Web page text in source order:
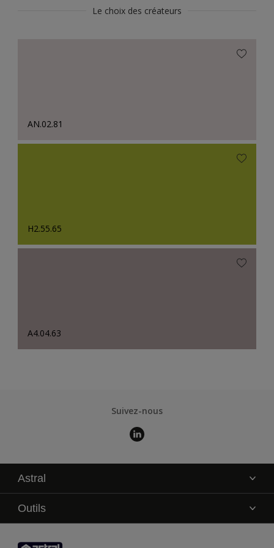
Le choix des créateurs
AN.02.81
H2.55.65
A4.04.63
Suivez-nous
Astral
La marque
Service technique
Contact
Outils